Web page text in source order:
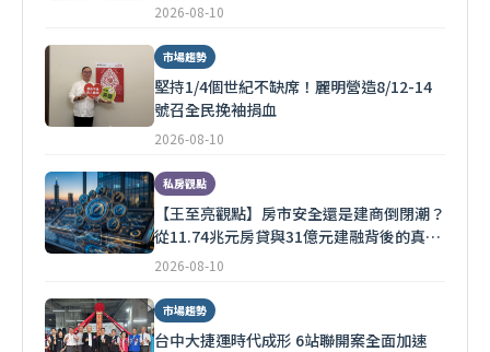
2026-08-10
市場趨勢
堅持1/4個世紀不缺席！麗明營造8/12-14
號召全民挽袖捐血
2026-08-10
私房觀點
【王至亮觀點】房市安全還是建商倒閉潮？
從11.74兆元房貸與31億元建融背後的真實
風險
2026-08-10
市場趨勢
台中大捷運時代成形 6站聯開案全面加速